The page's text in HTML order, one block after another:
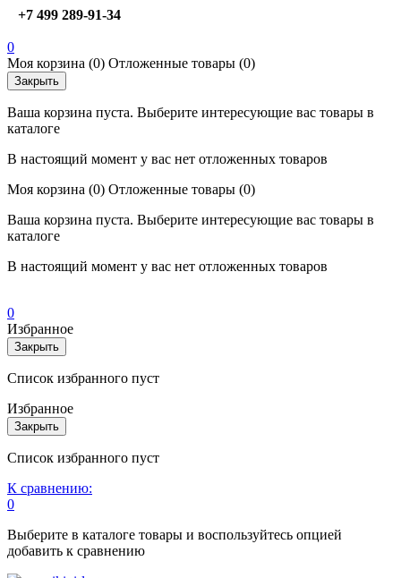
+7 499 289-91-34
0
Моя корзина (0) Отложенные товары (0)
Закрыть
Ваша корзина пуста. Выберите интересующие вас товары в
каталоге
В настоящий момент у вас нет отложенных товаров
Моя корзина (0) Отложенные товары (0)
Ваша корзина пуста. Выберите интересующие вас товары в
каталоге
В настоящий момент у вас нет отложенных товаров
0
Избранное
Закрыть
Список избранного пуст
Избранное
Закрыть
Список избранного пуст
К сравнению:
0
Выберите в каталоге товары и воспользуйтесь опцией
добавить к сравнению